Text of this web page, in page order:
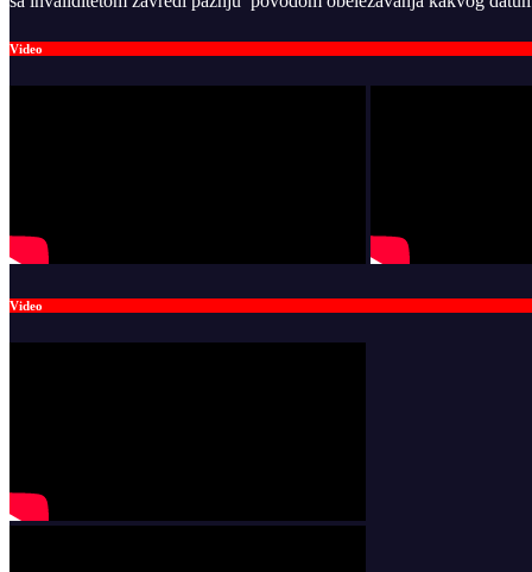
Video
Video